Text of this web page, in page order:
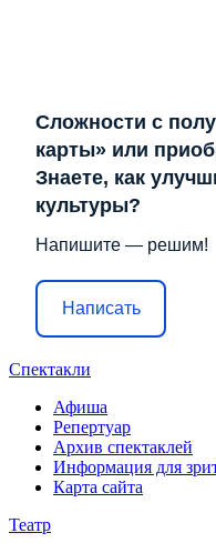
Сложности с
карты» или
Знаете, как
культуры?
Напишите — решим!
Написать
Спектакли
Афиша
Репертуар
Архив спектаклей
Информация для
Карта сайта
Театр